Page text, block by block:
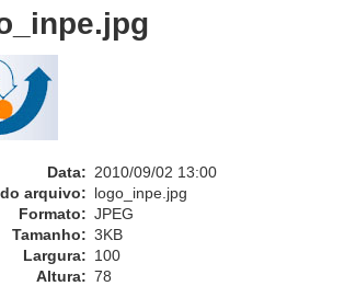
Data: 2010/09/02 13:00
arquivo: logo_inpe.jpg
Formato: JPEG
Tamanho: 3KB
Largura: 100
Altura: 78